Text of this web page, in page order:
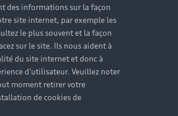
des informations sur la façon
site internet, par exemple les
le plus souvent et la façon
sur le site. Ils nous aident à
du site internet et donc à
d'utilisateur. Veuillez noter
moment retirer votre
de cookies de